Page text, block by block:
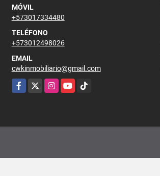
MÓVIL
+573017334480
TELÉFONO
+573012498026
EMAIL
cwkinmobiliario@gmail.com
Facebook
X InstagramYouTubeTikTok